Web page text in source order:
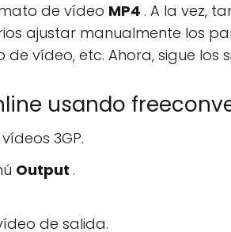
de vídeo MP4 . A la vez,
ajustar manualmente los
vídeo, etc. Ahora, sigue los
usando
3GP.
Output .
de salida.